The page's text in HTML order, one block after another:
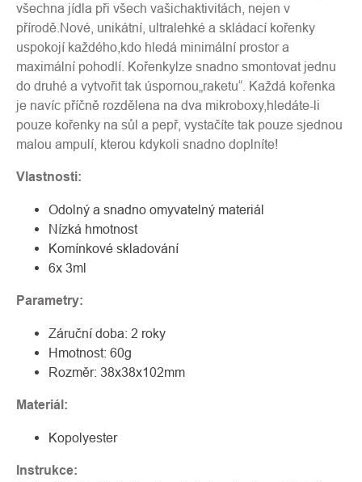
všechna jídla při všech vašichaktivitách, nejen v
přírodě.Nové, unikátní, ultralehké a skládací kořenky
uspokojí každého,kdo hledá minimální prostor a
maximální pohodlí. Kořenkylze snadno smontovat jednu
do druhé a vytvořit tak úspornou„raketu“. Každá kořenka
je navíc příčně rozdělena na dva mikroboxy,hledáte-li
pouze kořenky na sůl a pepř, vystačíte tak pouze sjednou
malou ampulí, kterou kdykoli snadno doplníte!
Vlastnosti:
Odolný a snadno omyvatelný materiál
Nízká hmotnost
Komínkové skladování
6x 3ml
Parametry:
Záruční doba: 2 roky
Hmotnost: 60g
Rozměr: 38x38x102mm
Materiál:
Kopolyester
Instrukce: